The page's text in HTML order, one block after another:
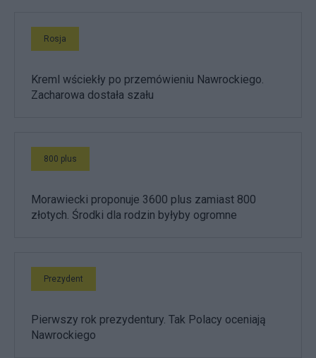
Rosja
Kreml wściekły po przemówieniu Nawrockiego.
Zacharowa dostała szału
800 plus
Morawiecki proponuje 3600 plus zamiast 800
złotych. Środki dla rodzin byłyby ogromne
Prezydent
Pierwszy rok prezydentury. Tak Polacy oceniają
Nawrockiego